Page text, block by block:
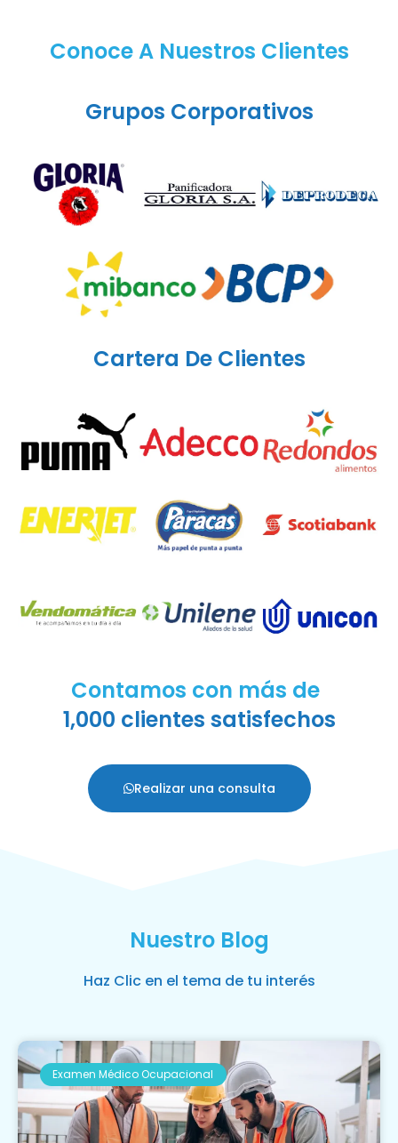
Conoce A Nuestros Clientes
Grupos Corporativos
Cartera De Clientes
Contamos con más de
1,000 clientes satisfechos
Realizar una consulta
Nuestro Blog
Haz Clic en el tema de tu interés
Examen Médico Ocupacional